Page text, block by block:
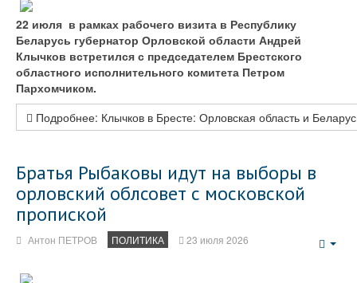
22 июля в рамках рабочего визита в Республику
Беларусь губернатор Орловской области Андрей
Клычков встретился с председателем Брестского
областного исполнительного комитета Петром
Пархомчиком.
Подробнее: Клычков в Бресте: Орловская область и
Братья Рыбаковы идут на выборы в
орловский облсовет с московской
пропиской
Антон ПЕТРОВ ПОЛИТИКА 23 июля 2026